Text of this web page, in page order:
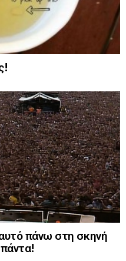
πάνω στη σκηνή